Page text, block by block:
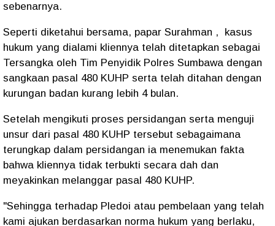
sebenarnya.
Seperti diketahui bersama, papar Surahman , kasus
hukum yang dialami kliennya telah ditetapkan sebagai
Tersangka oleh Tim Penyidik Polres Sumbawa dengan
sangkaan pasal 480 KUHP serta telah ditahan dengan
kurungan badan kurang lebih 4 bulan.
Setelah mengikuti proses persidangan serta menguji
unsur dari pasal 480 KUHP tersebut sebagaimana
terungkap dalam persidangan ia menemukan fakta
bahwa kliennya tidak terbukti secara dah dan
meyakinkan melanggar pasal 480 KUHP.
"Sehingga terhadap Pledoi atau pembelaan yang telah
kami ajukan berdasarkan norma hukum yang berlaku,